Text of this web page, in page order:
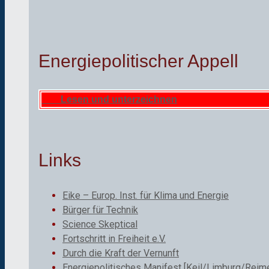
Energiepolitischer Appell
Lesen und unterzeichnen
Links
Eike – Europ. Inst. für Klima und Energie
Bürger für Technik
Science Skeptical
Fortschritt in Freiheit e.V.
Durch die Kraft der Vernunft